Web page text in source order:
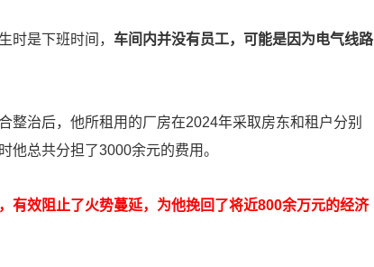
时是下班时间， 车间内并没有员工，可能是因为电气线路
整治后，他所租用的厂房在2024年采取房东和租户分别
他总共分担了3000余元的费用。
有效阻止了火势蔓延，为他挽回了将近800余万元的经济